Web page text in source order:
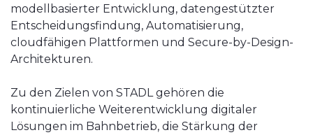
modellbasierter Entwicklung, datengestützter
Entscheidungsfindung, Automatisierung,
cloudfähigen Plattformen und Secure-by-Design-
Architekturen.
Zu den Zielen von STADL gehören die
kontinuierliche Weiterentwicklung digitaler
Lösungen im Bahnbetrieb, die Stärkung der